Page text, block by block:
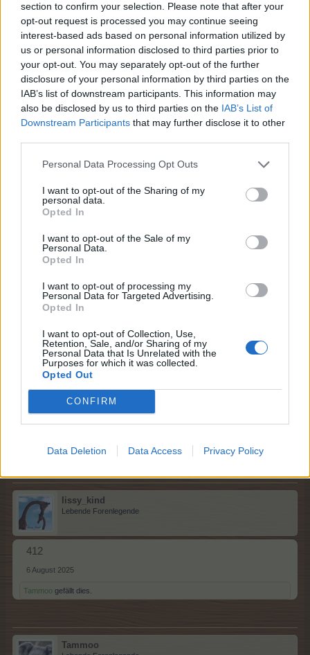
section to confirm your selection. Please note that after your
opt-out request is processed you may continue seeing
interest-based ads based on personal information utilized by
us or personal information disclosed to third parties prior to
your opt-out. You may separately opt-out of the further
disclosure of your personal information by third parties on the
IAB’s list of downstream participants. This information may
also be disclosed by us to third parties on the IAB’s List of
Downstream Participants that may further disclose it to other
Personal Data Processing Opt Outs
I want to opt-out of the Sharing of my
personal data.
Opted In
I want to opt-out of the Sale of my
Personal Data.
Opted In
I want to opt-out of processing my
Personal Data for Targeted Advertising.
Opted In
I want to opt-out of Collection, Use,
Retention, Sale, and/or Sharing of my
Personal Data that Is Unrelated with the
Purposes for which it was collected.
Opted Out
CONFIRM
Data Deletion Data Access Privacy Policy
Tammoo gefällt dies.
Tammoo
Lebende Forenlegende
lissy_kind
412
Tammoogefällt dies.
Tammoo
Lebende Forenlegende
6 August 2025
lissy_kind gefällt dies.
lissy_kind
Lebende Forenlegende
412
6 August 2025
Tammoo gefällt dies.
Tammoo